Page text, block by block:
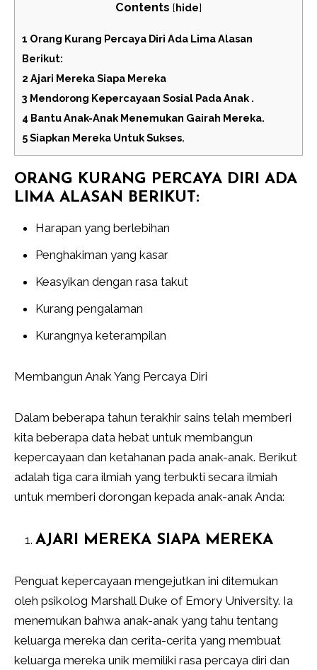
Contents [hide]
1 Orang Kurang Percaya Diri Ada Lima Alasan
Berikut:
2 Ajari Mereka Siapa Mereka
3 Mendorong Kepercayaan Sosial Pada Anak .
4 Bantu Anak-Anak Menemukan Gairah Mereka.
5Siapkan Mereka Untuk Sukses.
ORANG KURANG PERCAYA DIRI ADA
LIMA ALASAN BERIKUT:
Harapan yang berlebihan
Penghakiman yang kasar
Keasyikan dengan rasa takut
Kurang pengalaman
Kurangnya keterampilan
Membangun Anak Yang Percaya Diri
Dalam beberapa tahun terakhir sains telah memberi
kita beberapa data hebat untuk membangun
kepercayaan dan ketahanan pada anak-anak. Berikut
adalah tiga cara ilmiah yang terbukti secara ilmiah
untuk memberi dorongan kepada anak-anak Anda:
AJARI MEREKA SIAPA MEREKA
Penguat kepercayaan mengejutkan ini ditemukan
oleh psikolog Marshall Duke of Emory University. Ia
menemukan bahwa anak-anak yang tahu tentang
keluarga mereka dan cerita-cerita yang membuat
keluarga mereka unik memiliki rasa percaya diri dan